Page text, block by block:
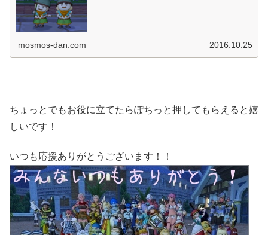
mosmos-dan.com 2016.10.25
ちょっとでもお役に立てたらぽちっと押してもらえると嬉
しいです！
いつも応援ありがとうございます！！